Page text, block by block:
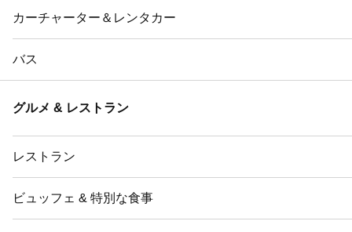
カーチャーター＆レンタカー
バス
グルメ & レストラン
レストラン
ビュッフェ & 特別な食事